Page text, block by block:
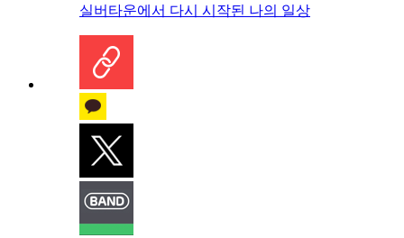
실버타운에서 다시 시작된 나의 일상